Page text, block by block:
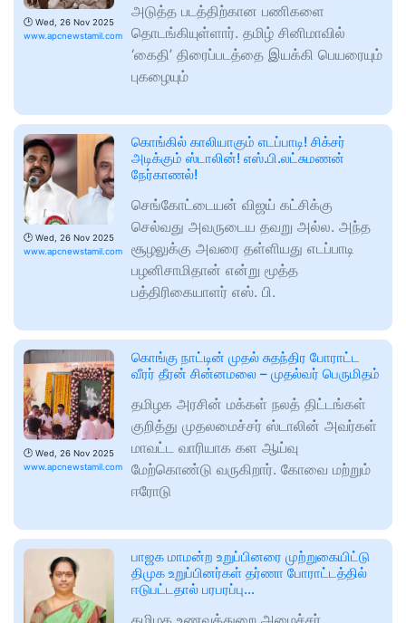
🕑 Wed, 26 Nov 2025
www.apcnewstamil.com
அடுத்த படத்திற்கான பணிகளை
தொடங்கியுள்ளார். தமிழ் சினிமாவில்
‘கைதி’ திரைப்படத்தை இயக்கி பெயரையும்
புகழையும்
🕑 Wed, 26 Nov 2025
www.apcnewstamil.com
கொங்கில் காலியாகும் எடப்பாடி! சிக்சர்
அடிக்கும் ஸ்டாலின்! எஸ்.பி.லட்சுமணன்
நேர்காணல்!
செங்கோட்டையன் விஜய் கட்சிக்கு
செல்வது அவருடைய தவறு அல்ல. அந்த
சூழலுக்கு அவரை தள்ளியது எடப்பாடி
பழனிசாமிதான் என்று மூத்த
பத்திரிகையாளர் எஸ். பி.
🕑 Wed, 26 Nov 2025
www.apcnewstamil.com
கொங்கு நாட்டின் முதல் சுதந்திர போராட்ட
வீரர் தீரன் சின்னமலை – முதல்வர் பெருமிதம்
தமிழக அரசின் மக்கள் நலத் திட்டங்கள்
குறித்து முதலமைச்சர் ஸ்டாலின் அவர்கள்
மாவட்ட வாரியாக கள ஆய்வு
மேற்கொண்டு வருகிறார். கோவை மற்றும்
ஈரோடு
பாஜக மாமன்ற உறுப்பினரை முற்றுகையிட்டு
திமுக உறுப்பினர்கள் தர்ணா போராட்டத்தில்
ஈடுபட்டதால் பரபரப்பு…